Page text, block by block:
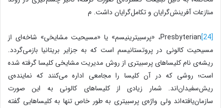
منازعات آفرینش‌گرایان و تکامل‌گرایان داشت. م
Presbyterian[24]
، «پرسبیترینیسم» یا «مسیحیت مشایخی» شاخه‌ای از
مسیحیت کالونی در پروتستانیسم است که به جزایر بریتانیا بازمی‌گردد.
ریشه‌ی نام کلیساهای پرسبیتری از روش مدیریت مشایخی کلیسا گرفته شده
است؛ روشی که در آن کلیسا را مجامعی اداره می‌کنند که نماینده‌ی
ریش‌سفیدان‌اند. شمار زیادی از کلیساهای کالونی به این صورت
سازمان‌یافته‌اند ولی واژه‌ی پرسبیتری به طور خاص تنها به کلیساهایی گفته